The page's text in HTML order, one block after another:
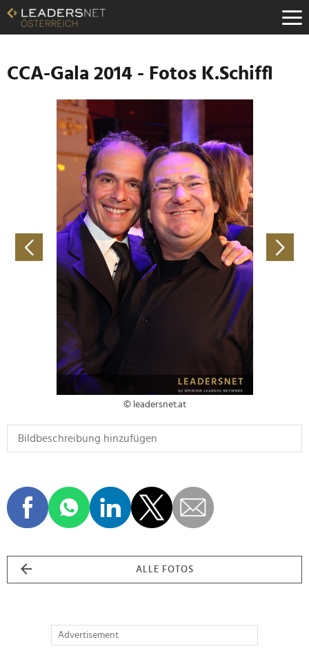
Zum
Inhalt
Zur
Navigation
Zur
Hauptnavigation
CCA-Gala 2014 - Fotos K.Schiffl
© leadersnet.at
ALLE FOTOS
Advertisement